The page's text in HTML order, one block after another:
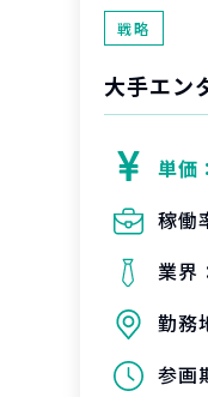
戦略
大手エン
単価：
稼働
業界
勤務
参画